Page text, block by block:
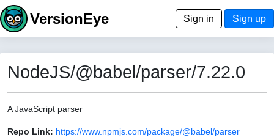
VersionEye Sign in Sign up
NodeJS/@babel/parser/7.22.0
A JavaScript parser
Repo Link: https://www.npmjs.com/package/@babel/parser